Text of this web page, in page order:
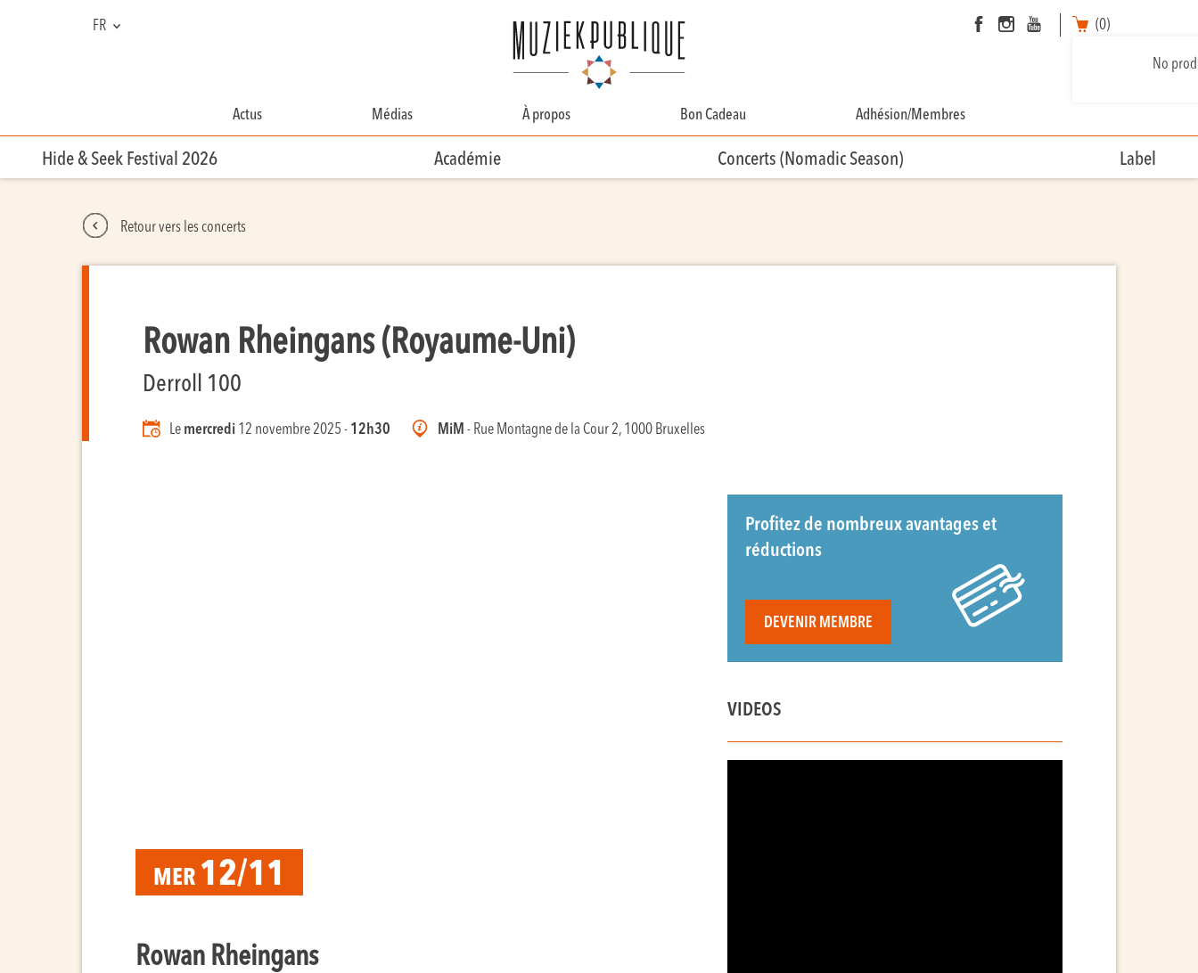
FR (0)
No
Actus Médias À propos
Contact
Bon Cadeau Adhésion/Membres
Hide & Seek Festival 2026 Académie Concerts (Nomadic Season) Label
Retour vers les concerts
Rowan Rheingans (Royaume-Uni)
Derroll 100
Le mercredi 12 novembre 2025 - 12h30 MiM - Rue Montagne de la Cour 2, 1000 Bruxelles
MER 12/11
Rowan Rheingans
Profitez de nombreux avantages et
réductions
DEVENIR MEMBRE
VIDEOS